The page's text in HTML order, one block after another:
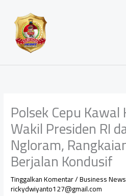
konten
Polsek Cepu
Wakil Presiden RI
Ngloram,
Berjalan Kondusif
Tinggalkan Komentar/Business News
rickydwiyanto127@gmail.com